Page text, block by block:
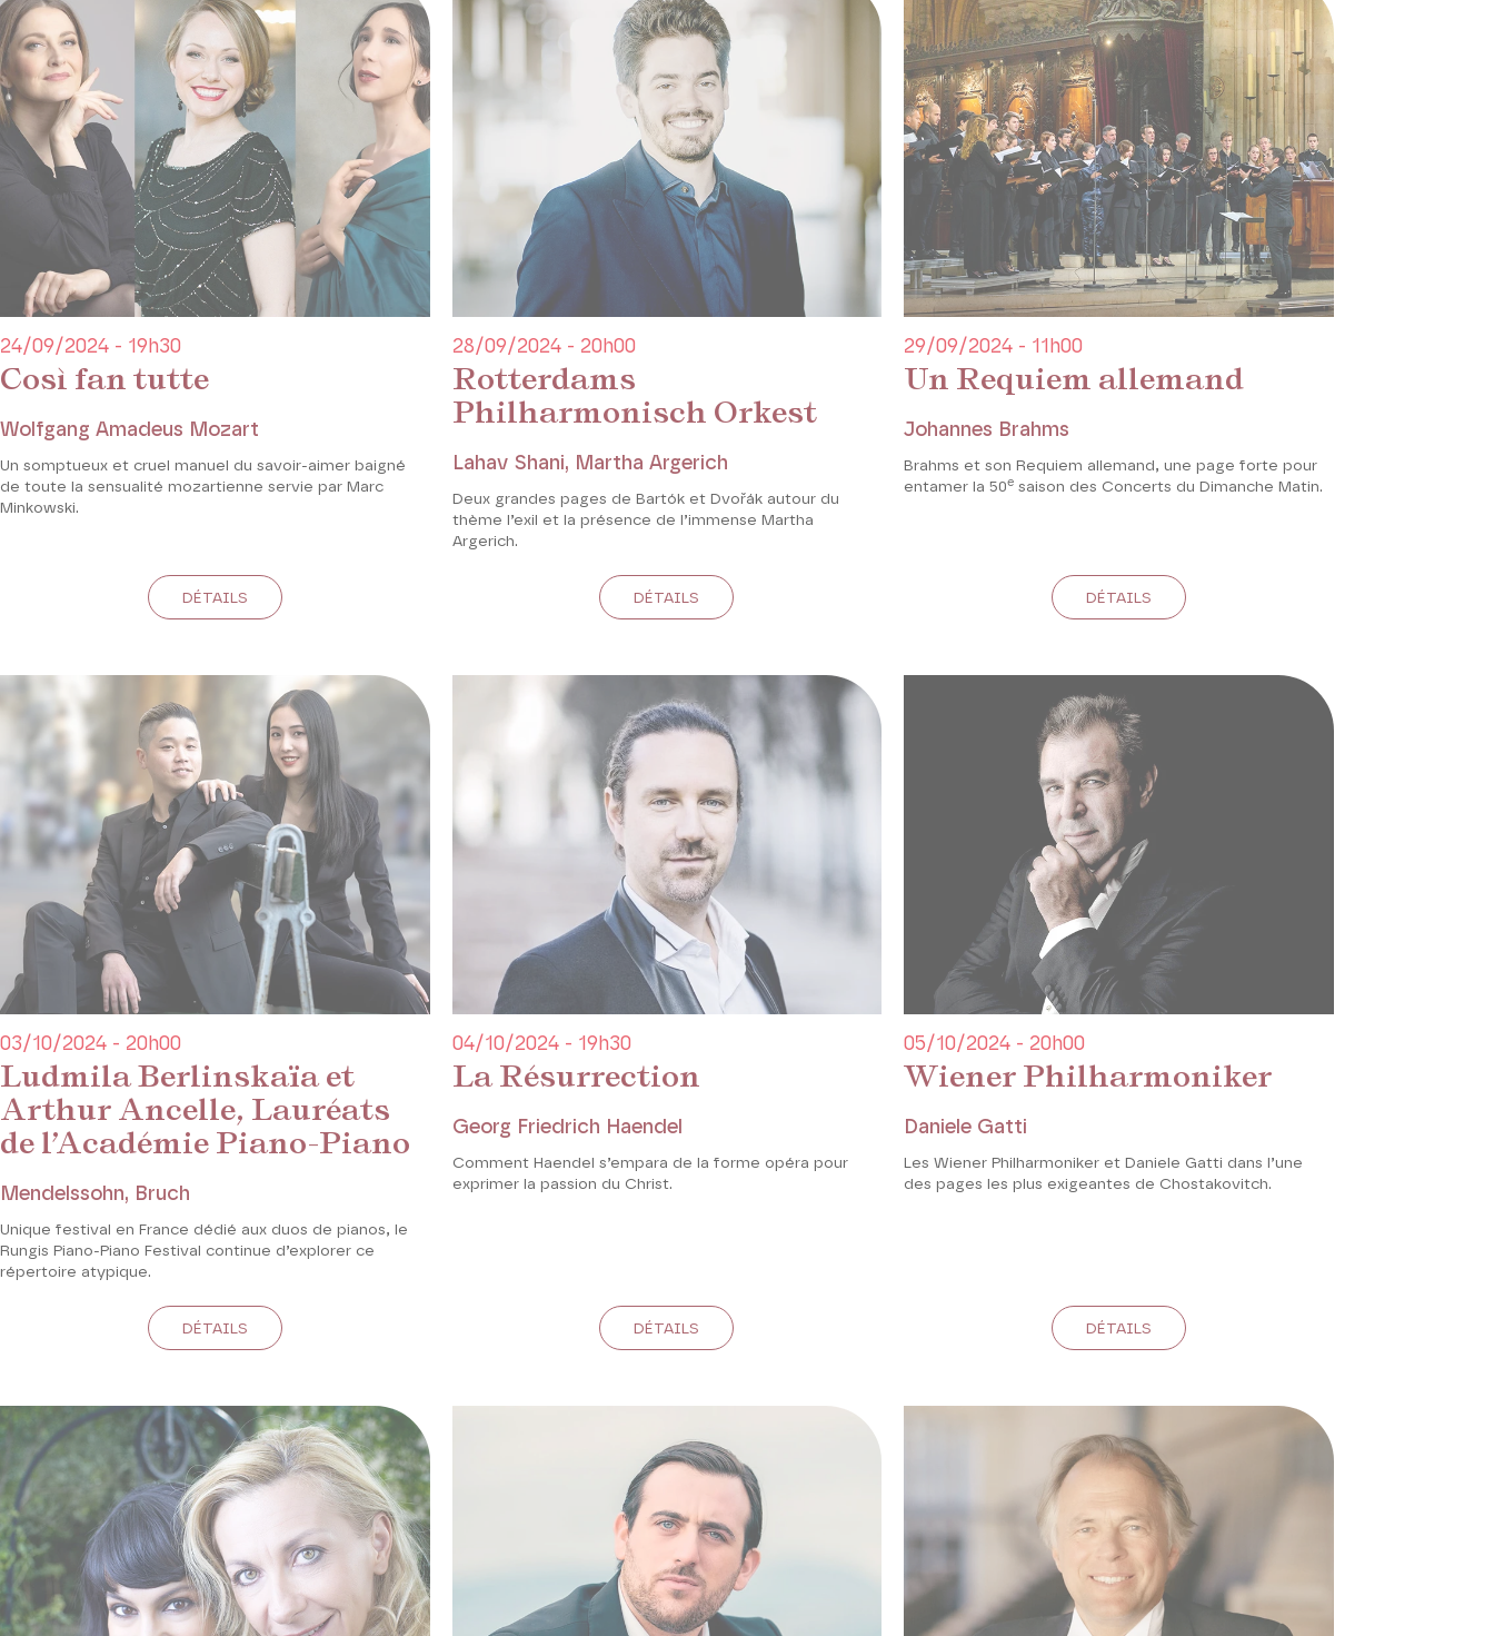
Così fan tutte
24/09/2024 - 19h30
Wolfgang Amadeus Mozart
Un somptueux et cruel manuel du savoir-aimer baigné
de toute la sensualité mozartienne servie par Marc
Minkowski.
DÉTAILS
Rotterdams
Philharmonisch Orkest
28/09/2024 - 20h00
Lahav Shani, Martha Argerich
Deux grandes pages de Bartók et Dvořák autour du
thème l’exil et la présence de l’immense Martha
Argerich.
DÉTAILS
Un Requiem allemand
29/09/2024 - 11h00
Johannes Brahms
Brahms et son Requiem allemand, une page forte pour
entamer la 50e saison des Concerts du Dimanche Matin.
DÉTAILS
Ludmila Berlinskaïa et
Arthur Ancelle, Lauréats
de l’Académie Piano-Piano
03/10/2024 - 20h00
Mendelssohn, Bruch
Unique festival en France dédié aux duos de pianos, le
Rungis Piano-Piano Festival continue d’explorer ce
répertoire atypique.
DÉTAILS
La Résurrection
04/10/2024 - 19h30
Georg Friedrich Haendel
Comment Haendel s’empara de la forme opéra pour
exprimer la passion du Christ.
DÉTAILS
Wiener Philharmoniker
05/10/2024 - 20h00
Daniele Gatti
Les Wiener Philharmoniker et Daniele Gatti dans l’une
des pages les plus exigeantes de Chostakovitch.
DÉTAILS